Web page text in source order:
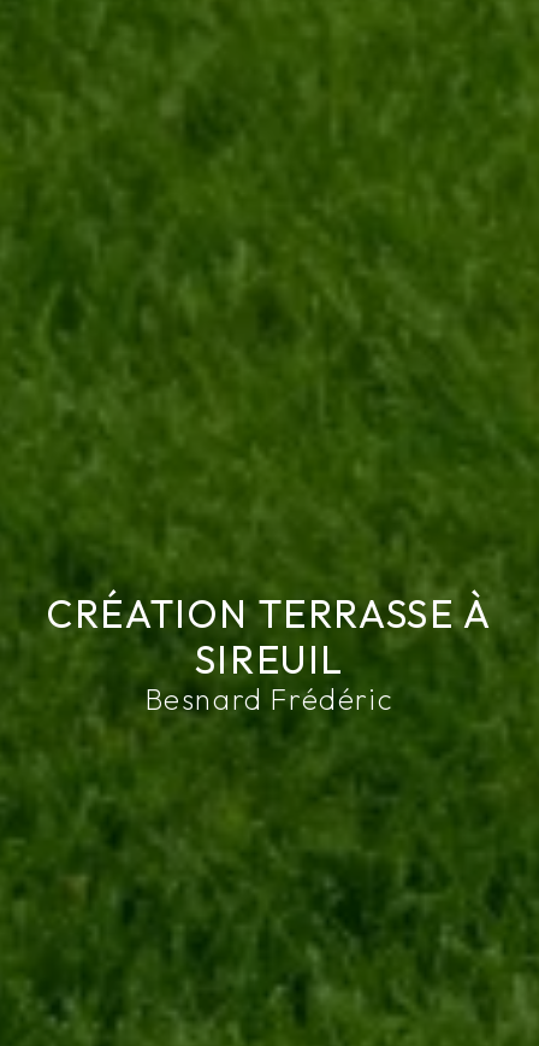
CRÉATION TERRASSE À
SIREUIL
Besnard Frédéric